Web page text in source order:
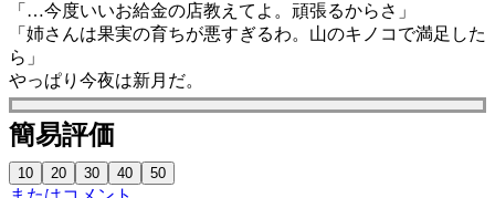
「…今度いいお給金の店教えてよ。頑張るからさ」
「姉さんは果実の育ちが悪すぎるわ。山のキノコで満足した
ら」
やっぱり今夜は新月だ。
簡易評価